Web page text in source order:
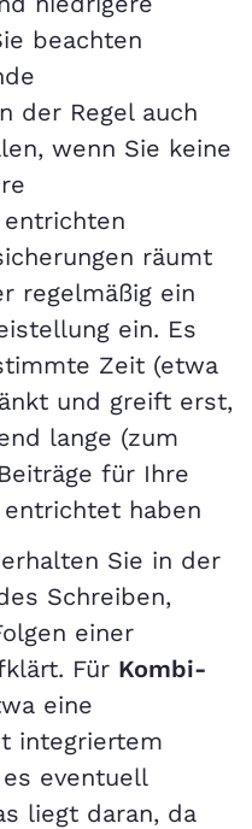
beachten
der Regel auch
wenn Sie keine
entrichten
räumt
regelmäßig ein
ein. Es
Zeit (etwa
und greift erst,
lange (zum
für Ihre
entrichtet haben
Sie in der
Schreiben,
einer
Für Kombi-
eine
integriertem
eventuell
liegt daran, da